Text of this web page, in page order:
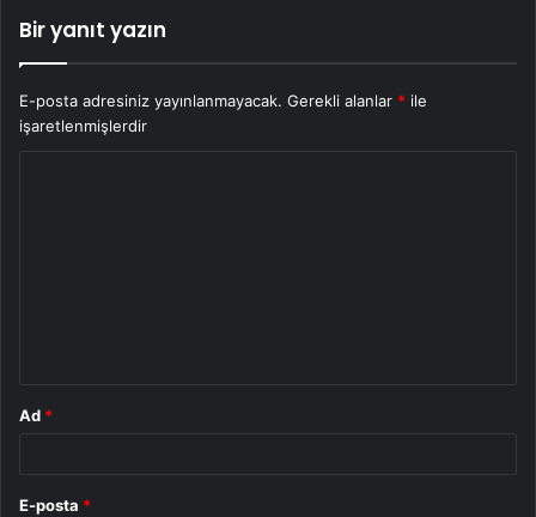
Bir yanıt yazın
E-posta adresiniz yayınlanmayacak. Gerekli alanlar * ile
işaretlenmişlerdir
Ad *
E-posta *